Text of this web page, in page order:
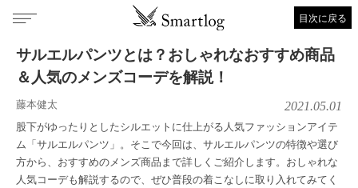
目次に戻る
サルエルパンツとは？おしゃれなおすすめ商品
＆人気のメンズコーデを解説！
藤本健太 2021.05.01
股下がゆったりとしたシルエットに仕上がる人気ファッションアイテ
ム「サルエルパンツ」。そこで今回は、サルエルパンツの特徴や選び
方から、おすすめのメンズ商品まで詳しくご紹介します。おしゃれな
人気コーデも解説するので、ぜひ普段の着こなしに取り入れてみてく